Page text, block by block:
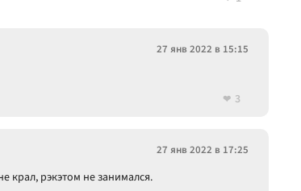
27 янв 2022 в 15:15
3
27 янв 2022 в 17:25
крал, рэкэтом не занимался.